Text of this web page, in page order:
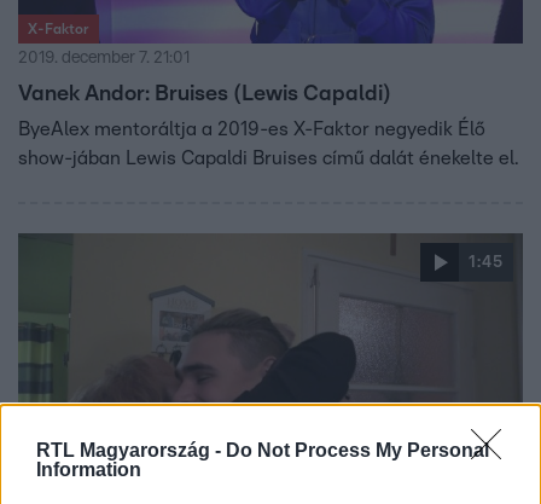
RTL Magyarország - Do Not Process My Personal
Information
X-Faktor
2019. december 7. 21:01
Vanek Andor: Bruises (Lewis Capaldi)
ByeAlex mentoráltja a 2019-es X-Faktor negyedik Élő
show-jában Lewis Capaldi Bruises című dalát énekelte el.
1:45